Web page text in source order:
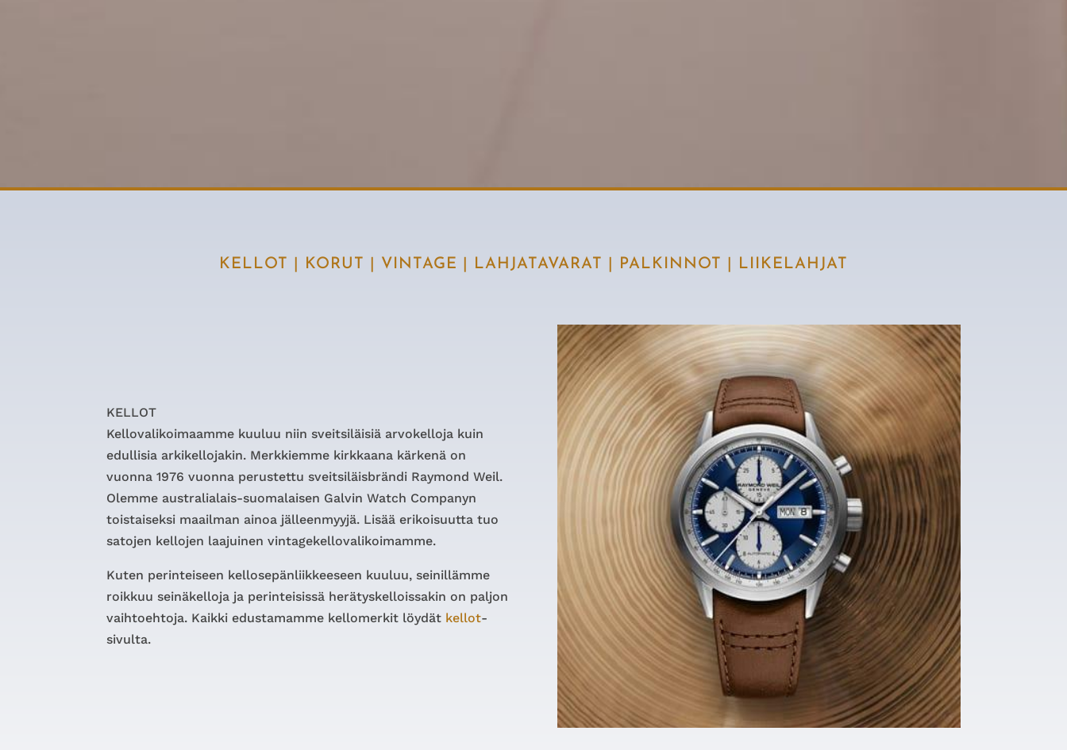
KELLOT KORUT VINTAGE LAHJATAVARAT PALKINNOT LIIKELAHJAT
KELLOT
Kellovalikoimaamme kuuluu niin sveitsiläisiä arvokelloja kuin
edullisia arkikellojakin. Merkkiemme kirkkaana kärkenä on
vuonna 1976 vuonna perustettu sveitsiläisbrändi Raymond Weil.
Olemme australialais-suomalaisen Galvin Watch Companyn
toistaiseksi maailman ainoa jälleenmyyjä. Lisää erikoisuutta tuo
satojen kellojen laajuinen vintagekellovalikoimamme.
Kuten perinteiseen kellosepänliikkeeseen kuuluu, seinillämme
roikkuu seinäkelloja ja perinteisissä herätyskelloissakin on paljon
vaihtoehtoja. Kaikki edustamamme kellomerkit löydät kellot-
sivulta.